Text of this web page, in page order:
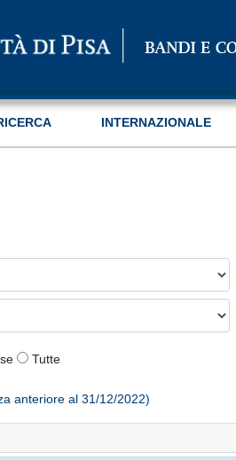
INTERNAZIONALE
Tutte
anteriore al 31/12/2022)